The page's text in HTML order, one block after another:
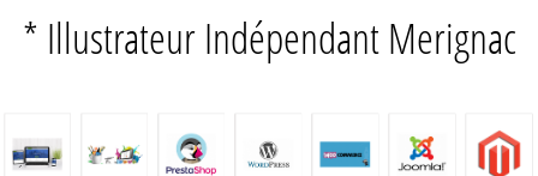
* Illustrateur Indépendant Merignac